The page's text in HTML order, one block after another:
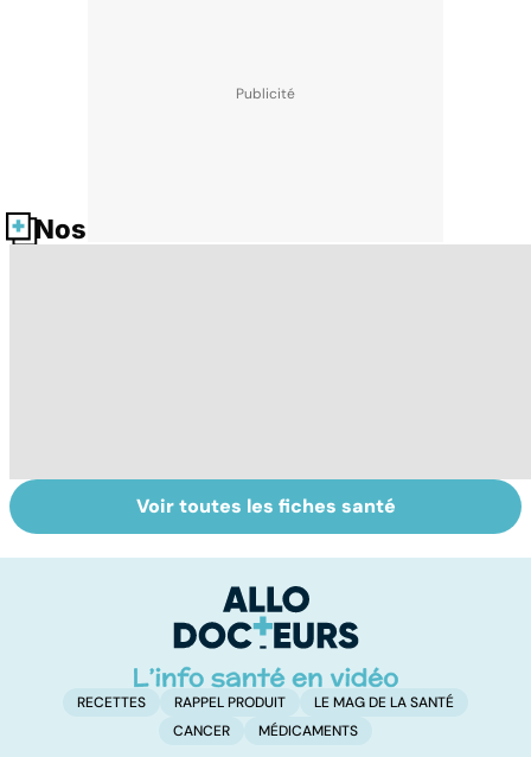
Nos fiches santé
Trisomie 21 : du
dépistage à la
Gynéco : un suivi
pour la vie
Voir toutes les fiches santé
RECETTES RAPPEL PRODUIT
LE MAG DE LA SANTÉ
CANCER
MÉDICAMENTS